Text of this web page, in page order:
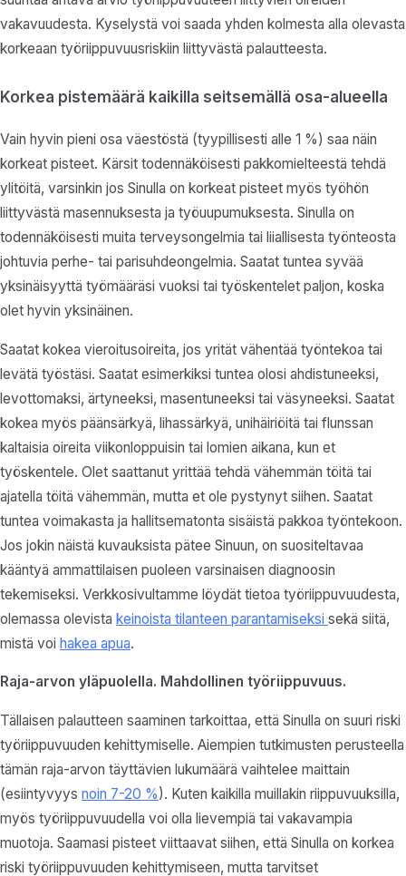
vakavuudesta. Kyselystä voi saada yhden kolmesta alla olevasta
korkeaan työriippuvuusriskiin liittyvästä palautteesta.
Korkea pistemäärä kaikilla seitsemällä osa-alueella
Vain hyvin pieni osa väestöstä (tyypillisesti alle 1 %) saa näin
korkeat pisteet. Kärsit todennäköisesti pakkomielteestä tehdä
ylitöitä, varsinkin jos Sinulla on korkeat pisteet myös työhön
liittyvästä masennuksesta ja työuupumuksesta. Sinulla on
todennäköisesti muita terveysongelmia tai liiallisesta työnteosta
johtuvia perhe- tai parisuhdeongelmia. Saatat tuntea syvää
yksinäisyyttä työmääräsi vuoksi tai työskentelet paljon, koska
olet hyvin yksinäinen.
Saatat kokea vieroitusoireita, jos yrität vähentää työntekoa tai
levätä työstäsi. Saatat esimerkiksi tuntea olosi ahdistuneeksi,
levottomaksi, ärtyneeksi, masentuneeksi tai väsyneeksi. Saatat
kokea myös päänsärkyä, lihassärkyä, unihäiriöitä tai flunssan
kaltaisia oireita viikonloppuisin tai lomien aikana, kun et
työskentele. Olet saattanut yrittää tehdä vähemmän töitä tai
ajatella töitä vähemmän, mutta et ole pystynyt siihen. Saatat
tuntea voimakasta ja hallitsematonta sisäistä pakkoa työntekoon.
Jos jokin näistä kuvauksista pätee Sinuun, on suositeltavaa
kääntyä ammattilaisen puoleen varsinaisen diagnoosin
tekemiseksi. Verkkosivultamme löydät tietoa työriippuvuudesta,
olemassa olevista keinoista tilanteen parantamiseksi sekä siitä,
mistä voi hakea apua.
Raja-arvon yläpuolella. Mahdollinen työriippuvuus.
Tällaisen palautteen saaminen tarkoittaa, että Sinulla on suuri riski
työriippuvuuden kehittymiselle. Aiempien tutkimusten perusteella
tämän raja-arvon täyttävien lukumäärä vaihtelee maittain
(esiintyvyys noin 7-20 %). Kuten kaikilla muillakin riippuvuuksilla,
myös työriippuvuudella voi olla lievempiä tai vakavampia
muotoja. Saamasi pisteet viittaavat siihen, että Sinulla on korkea
riski työriippuvuuden kehittymiseen, mutta tarvitset